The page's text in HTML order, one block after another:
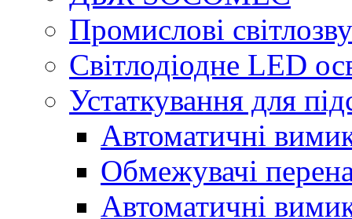
Промислові
Світлодіодне LED
Устаткування для
Автоматичні
Обмежувачі
Автоматичні